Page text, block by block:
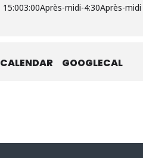
15:003:00Après-midi-4:30Après-midi
CALENDAR GOOGLECAL